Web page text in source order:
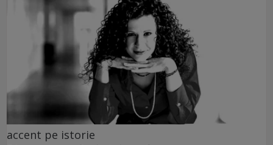
accent pe istorie